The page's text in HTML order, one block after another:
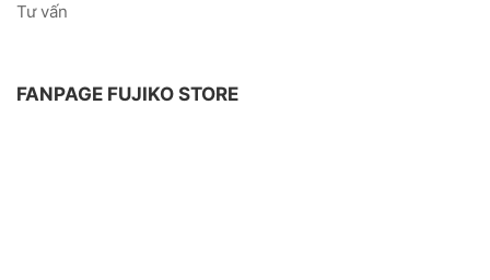
Tư vấn
FANPAGE FUJIKO STORE